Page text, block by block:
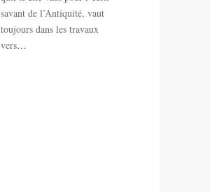
savant de l’Antiquité, vaut
toujours dans les travaux
vers…